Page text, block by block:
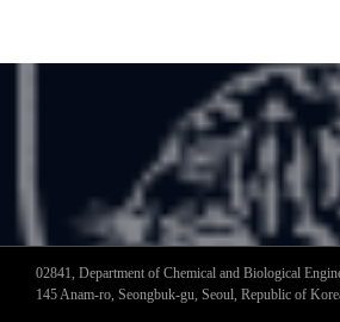
02841, Department of Chemical and Biological
145 Anam-ro, Seongbuk-gu, Seoul, Republic of